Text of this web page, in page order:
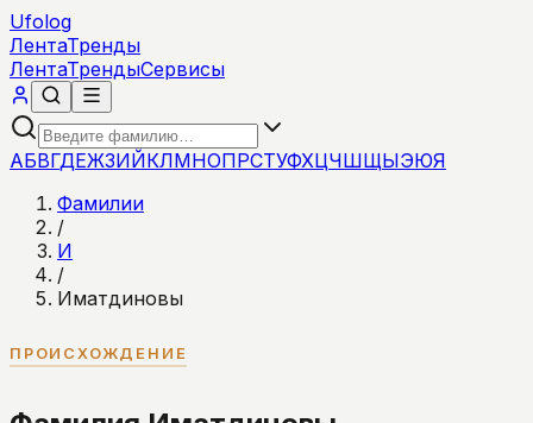
Ufolog
ЛентаТренды
ЛентаТрендыСервисы
АБВГДЕЖЗИЙКЛМНОПРСТУФХЦЧШЩЫЭЮЯ
Фамилии
/
И
/
Иматдиновы
ПРОИСХОЖДЕНИЕ